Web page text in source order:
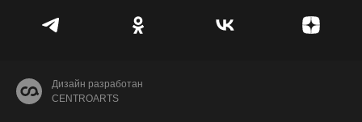
Дизайн разработан
CENTROARTS